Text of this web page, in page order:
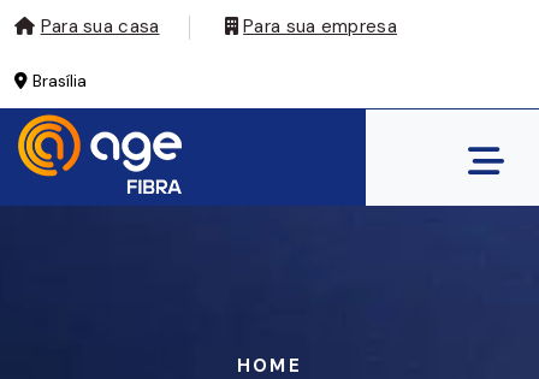
Para sua casa Para sua empresa
Brasília
HOME